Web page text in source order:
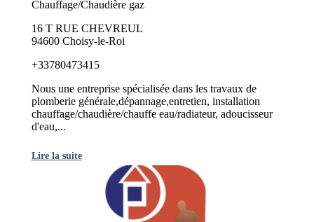
Chauffage/Chaudière gaz
16 T RUE CHEVREUL
94600 Choisy-le-Roi
+33780473415
Nous une entreprise spécialisée dans les travaux de
plomberie générale,dépannage,entretien, installation
chauffage/chaudière/chauffe eau/radiateur, adoucisseur
d'eau,...
Lire la suite